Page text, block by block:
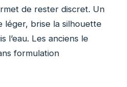
de rester discret. Un
léger, brise la silhouette
l’eau. Les anciens le
formulation